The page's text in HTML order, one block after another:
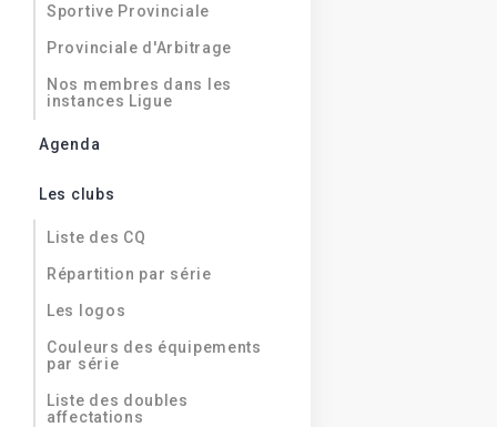
Sportive Provinciale
Provinciale d'Arbitrage
Nos membres dans les
instances Ligue
Agenda
Les clubs
Liste des CQ
Répartition par série
Les logos
Couleurs des équipements
par série
Liste des doubles
affectations